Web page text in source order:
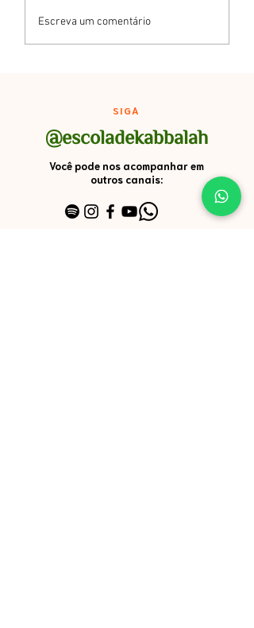
Escreva um comentário
SIGA
@escoladekabbalah
Você pode nos acompanhar em
outros canais: